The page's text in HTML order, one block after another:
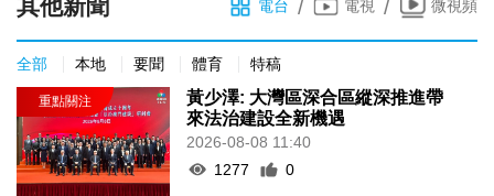
其他新聞 電台 / 電視 / 微視頻
全部 本地 要聞 體育 特稿
黃少澤: 大灣區深合區縱深推進帶
來法治建設全新機遇
2026-08-08 11:40
1277
0